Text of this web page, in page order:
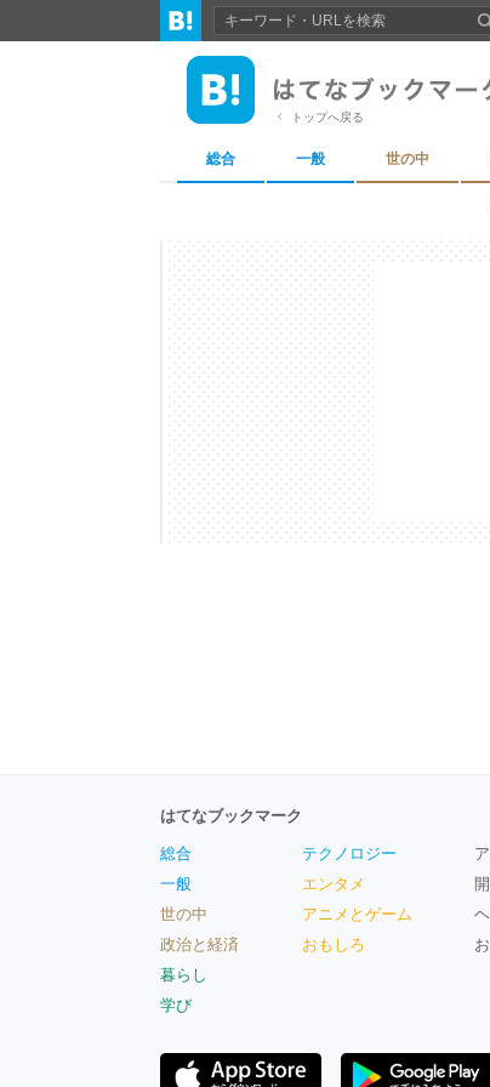
トップへ戻る
総合 一般 世の中
はてなブックマーク
総合
一般
世の中
政治と経済
暮らし
学び
テクノロジー
エンタメ
アニメとゲーム
おもしろ